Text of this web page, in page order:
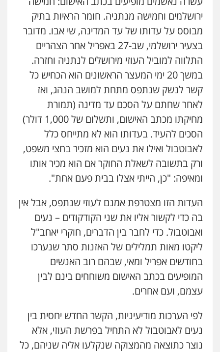
ירושלמים וחמישה מנתניה. חומר הראיות בתיק
מבוסס על עדותו של עד המדינה, שי אבו. מדובר
בצעיר ירושלמי, שב-27 באפריל אחר הצהריים
התלווה למוביל העוזי מירושלים לנתניה וחזרה.
במשך 20 ימי המעצר הראשונים הוא הכחיש כל
קשר לנשק שנתפס מתחת למושב הנהג, ואז
לאחר שחתם על הסכם עד מדינה (תמורת
מחיקתו מכתב האישום, ותשלום של 1,000 דולר)
הסכים להעיד. בעדותו הוא לא מתייחס כלל
לאבוטבול ואילו את נעים הוא מזכיר בחצי משפט,
ורק בתשובה לשאלת החוקר אם הוא מכיר אותו
ומאיפה: "כן, הייתי אצלו בבית פעם אחת".
העדות הזו מצטרפת אמנם לעוזי שנתפס, אבל אין
בה כדי לקשור אליו את שני הקודקודים – נעים
ואבוטבול. כדי לחבר בין הדברים, חוקרי יאחב"ל
ליקטו מאות תמלילים של האזנות סתר שנערכו
בחודשים אפריל ומאי, שבהם רוב האנשים
המופיעים בכתב האישום משוחחים בינם לבין
עצמם, ועם אחרים.
לפי הערכות מודיעיניות, הקשר החדש יחסית בין
נעים לאבוטבול לא התחיל בפרשת העוזי, אלא
נוצר כתוצאה מהמצוקה שנקלעו אליה שניהם, כל